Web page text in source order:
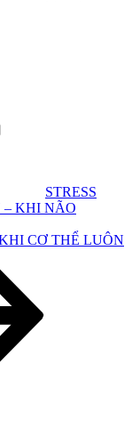
STRESS
KHI NÃO
CƠ THỂ LUÔN